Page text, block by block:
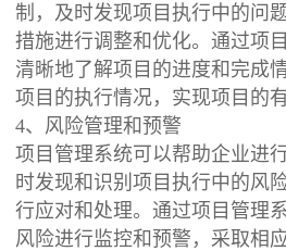
制，及时发现项目执行中的问
措施进行调整和优化。通过项
清晰地了解项目的进度和完成
项目的执行情况，实现项目的
4、风险管理和预警
项目管理系统可以帮助企业进
时发现和识别项目执行中的风
行应对和处理。通过项目管理
风险进行监控和预警，采取相